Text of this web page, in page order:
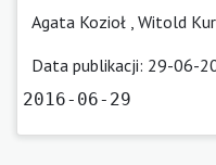
Agata Kozioł , Witold
Data publikacji: 29-06-
2016-06-29